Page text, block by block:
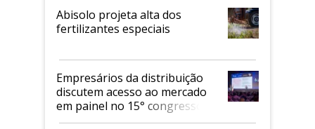
Abisolo projeta alta dos
fertilizantes especiais
Empresários da distribuição
discutem acesso ao mercado
em painel no 15° congresso
Andav